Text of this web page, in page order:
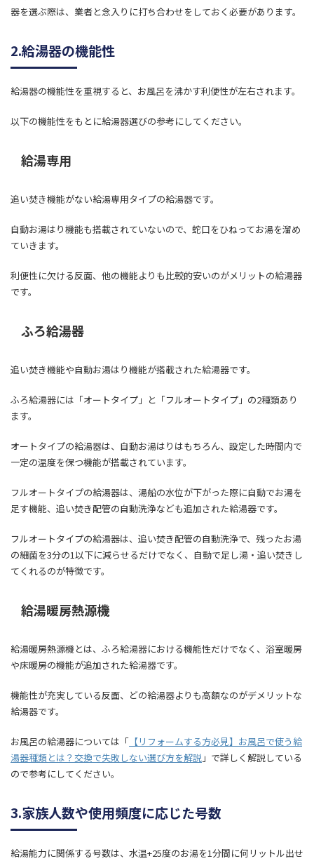
器を選ぶ際は、業者と念入りに打ち合わせをしておく必要があります。
2.給湯器の機能性
給湯器の機能性を重視すると、お風呂を沸かす利便性が左右されます。
以下の機能性をもとに給湯器選びの参考にしてください。
給湯専用
追い焚き機能がない給湯専用タイプの給湯器です。
自動お湯はり機能も搭載されていないので、蛇口をひねってお湯を溜め
ていきます。
利便性に欠ける反面、他の機能よりも比較的安いのがメリットの給湯器
です。
ふろ給湯器
追い焚き機能や自動お湯はり機能が搭載された給湯器です。
ふろ給湯器には「オートタイプ」と「フルオートタイプ」の2種類あり
ます。
オートタイプの給湯器は、自動お湯はりはもちろん、設定した時間内で
一定の温度を保つ機能が搭載されています。
フルオートタイプの給湯器は、湯船の水位が下がった際に自動でお湯を
足す機能、追い焚き配管の自動洗浄なども追加された給湯器です。
フルオートタイプの給湯器は、追い焚き配管の自動洗浄で、残ったお湯
の細菌を3分の1以下に減らせるだけでなく、自動で足し湯・追い焚きし
てくれるのが特徴です。
給湯暖房熱源機
給湯暖房熱源機とは、ふろ給湯器における機能性だけでなく、浴室暖房
や床暖房の機能が追加された給湯器です。
機能性が充実している反面、どの給湯器よりも高額なのがデメリットな
給湯器です。
お風呂の給湯器については「 【リフォームする方必見】お風呂で使う給
湯器種類とは？交換で失敗しない選び方を解説 」で詳しく解説している
ので参考にしてください。
3.家族人数や使用頻度に応じた号数
給湯能力に関係する号数は、水温+25度のお湯を1分間に何リットル出せ